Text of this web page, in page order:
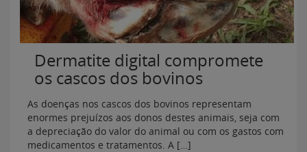
Dermatite digital compromete
os cascos dos bovinos
As doenças nos cascos dos bovinos representam
enormes prejuízos aos donos destes animais, seja com
a depreciação do valor do animal ou com os gastos com
medicamentos e tratamentos. A […]